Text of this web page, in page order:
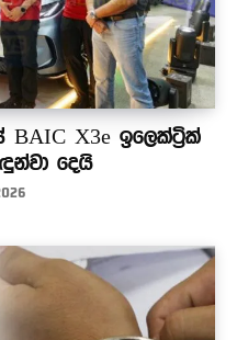
X3e ඉලෙක්ට්‍රික්
දෙයි